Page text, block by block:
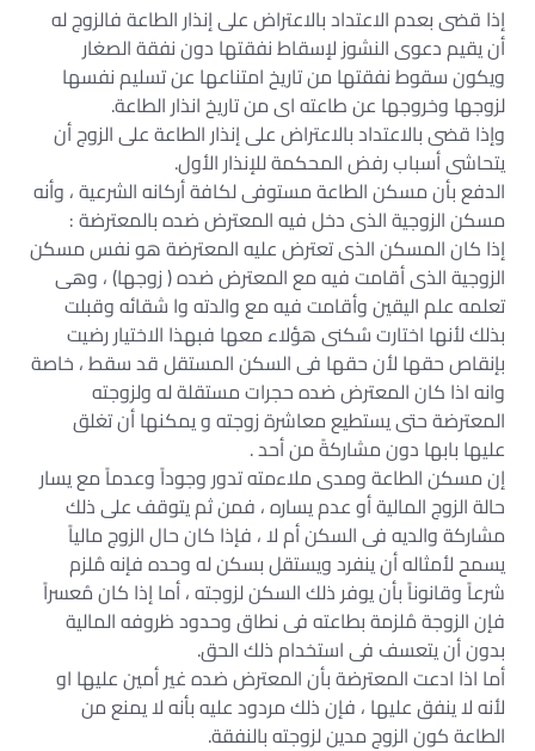
إذا قضى بعدم الاعتداد بالاعتراض على إنذار الطاعة فالزوج له
أن يقيم دعوى النشوز لإسقاط نفقتها دون نفقة الصغار
ويكون سقوط نفقتها من تاريخ امتناعها عن تسليم نفسها
لزوجها وخروجها عن طاعته اى من تاريخ انذار الطاعة.
وإذا قضى بالاعتداد بالاعتراض على إنذار الطاعة على الزوج أن
يتحاشى أسباب رفض المحكمة للإنذار الأول.
الدفع بأن مسكن الطاعة مستوفى لكافة أركانه الشرعية ، وأنه
مسكن الزوجية الذى دخل فيه المعترض ضده بالمعترضة :
إذا كان المسكن الذى تعترض عليه المعترضة هو نفس مسكن
الزوجية الذى أقامت فيه مع المعترض ضده ( زوجها) ، وهى
تعلمه علم اليقين وأقامت فيه مع والدته وا شقائه وقبلت
بذلك لأنها اختارت سُكنى هؤلاء معها فبهذا الاختيار رضيت
بإنقاص حقها لأن حقها فى السكن المستقل قد سقط ، خاصة
وانه اذا كان المعترض ضده حجرات مستقلة له ولزوجته
المعترضة حتى يستطيع معاشرة زوجته و يمكنها أن تغلق
عليها بابها دون مشاركةً من أحد .
إن مسكن الطاعة ومدى ملاءمته تدور وجوداً وعدماً مع يسار
حالة الزوج المالية أو عدم يساره ، فمن ثم يتوقف على ذلك
مشاركة والديه فى السكن أم لا ، فإذا كان حال الزوج مالياً
يسمح لأمثاله أن ينفرد ويستقل بسكن له وحده فإنه مُلزم
شرعاً وقانوناً بأن يوفر ذلك السكن لزوجته ، أما إذا كان مُعسراً
فإن الزوجة مُلزمة بطاعته فى نطاق وحدود ظروفه المالية
بدون أن يتعسف فى استخدام ذلك الحق.
أما اذا ادعت المعترضة بأن المعترض ضده غير أمين عليها او
لأنه لا ينفق عليها ، فإن ذلك مردود عليه بأنه لا يمنع من
الطاعة كون الزوج مدين لزوجته بالنفقة.